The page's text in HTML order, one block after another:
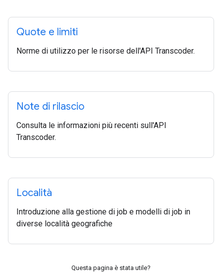
Quote e limiti
Norme di utilizzo per le risorse dell'API Transcoder.
Note di rilascio
Consulta le informazioni più recenti sull'API
Transcoder.
Località
Introduzione alla gestione di job e modelli di job in
diverse località geografiche
Questa pagina è stata utile?